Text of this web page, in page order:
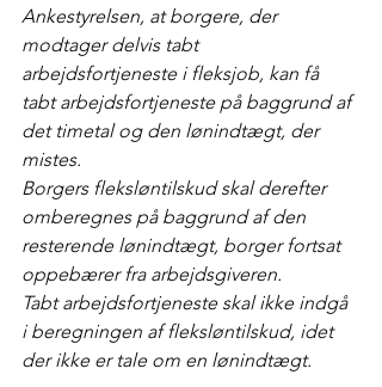
Ankestyrelsen, at borgere, der
modtager delvis tabt
arbejdsfortjeneste i fleksjob, kan få
tabt arbejdsfortjeneste på baggrund af
det timetal og den lønindtægt, der
mistes.
Borgers fleksløntilskud skal derefter
omberegnes på baggrund af den
resterende lønindtægt, borger fortsat
oppebærer fra arbejdsgiveren.
Tabt arbejdsfortjeneste skal ikke indgå
i beregningen af fleksløntilskud, idet
der ikke er tale om en lønindtægt.